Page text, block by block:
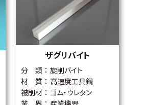
ザグリバイト
分 類
旋削バイト
材 質
高速度工具鋼
被削材
ゴム・ウレタン